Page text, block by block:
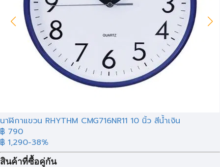
นาฬิกาแขวน RHYTHM CMG716NR11 10 นิ้ว สีน้ำเงิน
฿ 790
฿ 1,290-38%
สินค้าที่ซื้อคู่กัน